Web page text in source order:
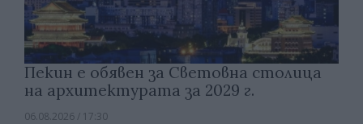
Пекин е обявен за Световна столица
на архитектурата за 2029 г.
06.08.2026 / 17:30